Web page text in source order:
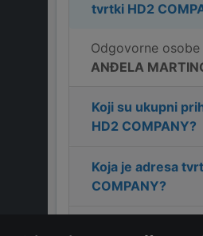
tvrtki HD2
Odgovorne
ANĐELA
Koji su ukupni
HD2 COMPANY?
Koja je adresa
COMPANY?